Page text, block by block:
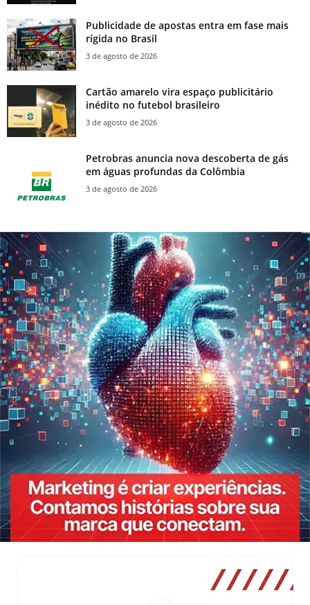
Publicidade de apostas entra em fase mais
rígida no Brasil
3 de agosto de 2026
Cartão amarelo vira espaço publicitário
inédito no futebol brasileiro
3 de agosto de 2026
Petrobras anuncia nova descoberta de gás
em águas profundas da Colômbia
3 de agosto de 2026